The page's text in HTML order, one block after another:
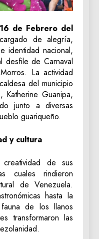
de Febrero del
de alegría,
identidad nacional,
desfile de Carnaval
La actividad
del municipio
Katherine Guanipa,
junto a diversas
guariqueño.
y cultura
de sus
cuales rindieron
de Venezuela.
hasta la
de los llanos
transformaron las